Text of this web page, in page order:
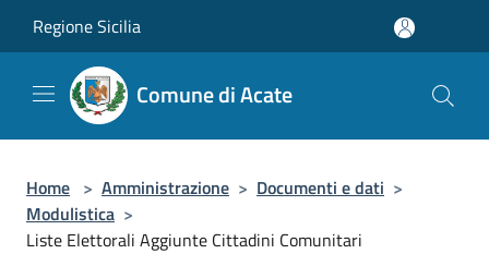
Regione Sicilia
Comune di Acate
Home > Amministrazione > Documenti e dati >
Modulistica >
Liste Elettorali Aggiunte Cittadini Comunitari